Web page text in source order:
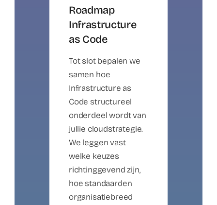
Roadmap
Infrastructure
as Code
Tot slot bepalen we
samen hoe
Infrastructure as
Code structureel
onderdeel wordt van
jullie cloudstrategie.
We leggen vast
welke keuzes
richtinggevend zijn,
hoe standaarden
organisatiebreed